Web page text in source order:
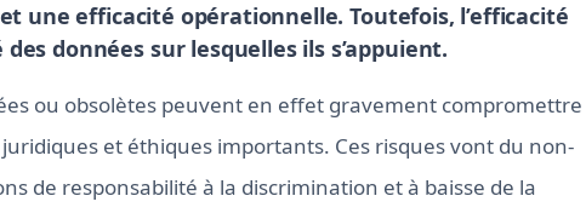
une efficacité opérationnelle. Toutefois, l’efficacité
données sur lesquelles ils s’appuient.
ou obsolètes peuvent en effet gravement compromettre
et éthiques importants. Ces risques vont du non-
de responsabilité à la discrimination et à baisse de la